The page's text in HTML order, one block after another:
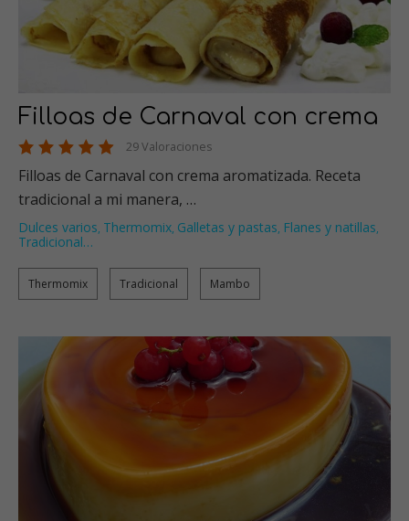
Filloas de Carnaval con crema
29 Valoraciones
Filloas de Carnaval con crema aromatizada. Receta
tradicional a mi manera, …
Dulces varios, Thermomix, Galletas y pastas, Flanes y natillas,
Tradicional…
Thermomix Tradicional Mambo